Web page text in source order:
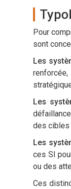
Pour
sont
Les
Les
des cibles
Les
ces SI
ou des
Ces